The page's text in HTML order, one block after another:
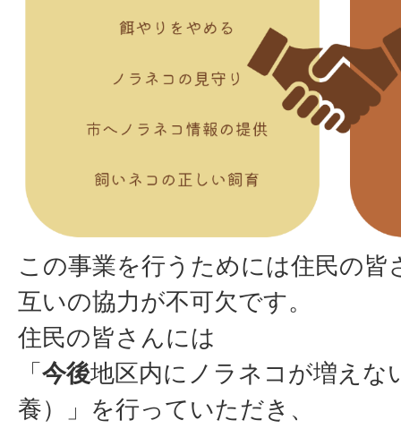
この事業を行うためには住民の皆
互いの協力が不可欠です。
住民の皆さんには
「 今後地区内にノラネコが増えな
養）」を行っていただき、